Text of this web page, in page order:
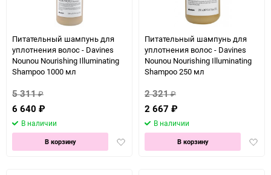
Питательный шампунь для
уплотнения волос - Davines
Nounou Nourishing Illuminating
Shampoo 1000 мл
5 311₽
6 640 ₽
В наличии
Добавить
В корзину
Питательный шампунь для
уплотнения волос - Davines
Nounou Nourishing Illuminating
Shampoo 250 мл
2 321₽
2 667 ₽
В наличии
В корзину